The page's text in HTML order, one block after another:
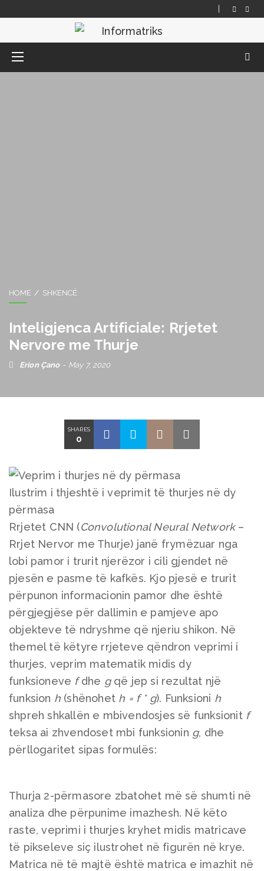
HOME SHKENCË
Inteligjenca Artificiale: Rrjetet
Nervore me Thurje
Erion Çano May 7, 2020
SHARES
0
Ilustrim i thjeshtë i veprimit të thurjes në dy
përmasa
Rrjetet CNN (Convolutional Neural Network–
Rrjet Nervor me Thurje) janë frymëzuar nga
lobi pamor i trurit njerëzor i cili gjendet në
pjesën e pasme të kafkës. Kjo pjesë e trurit
përpunon informacionin pamor dhe është
përgjegjëse për dallimin e pamjeve apo
objekteve të ndryshme që njeriu shikon. Në
themel të këtyre rrjeteve qëndron veprimi i
thurjes, veprim matematik midis dy
funksioneve fdhe gqë jep si rezultat një
funksion h (shënohet h = f * g). Funksioni h
shpreh shkallën e mbivendosjes së funksionit f
teksa ai zhvendoset mbi funksionin g, dhe
përllogaritet sipas formulës:
Thurja 2-përmasore zbatohet më së shumti në
analiza dhe përpunime imazhesh. Në këto
raste, veprimi i thurjes kryhet midis matricave
të pikseleve siç ilustrohet në figurën në krye.
Matrica në të majtë është matrica e imazhit në